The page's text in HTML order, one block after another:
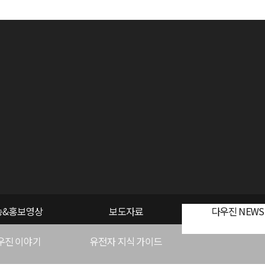
&홍보영상 보도자료 다우진 NEWS
진 이야기 유전자 지식 가이드